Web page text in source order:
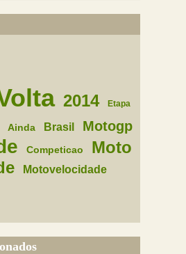
2014 Etapa
Ainda Brasil Motogp
Competicao
Moto
Motovelocidade